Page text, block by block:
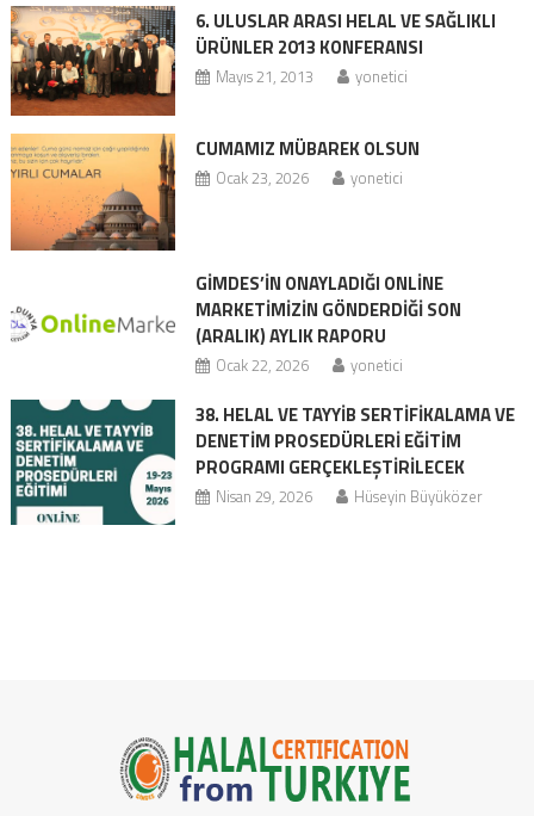
6. ULUSLAR ARASI HELAL VE SAĞLIKLI
ÜRÜNLER 2013 KONFERANSI
Mayıs 21, 2013 yonetici
CUMAMIZ MÜBAREK OLSUN
Ocak 23, 2026 yonetici
GİMDES’İN ONAYLADIĞI ONLİNE
MARKETİMİZİN GÖNDERDİĞİ SON
(ARALIK) AYLIK RAPORU
Ocak 22, 2026 yonetici
38. HELAL VE TAYYİB SERTİFİKALAMA VE
DENETİM PROSEDÜRLERİ EĞİTİM
PROGRAMI GERÇEKLEŞTİRİLECEK
Nisan 29, 2026 Hüseyin Büyüközer